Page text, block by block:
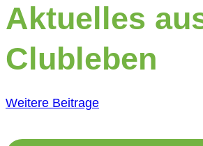
Aktuelles
Clubleben
Weitere Beitrage